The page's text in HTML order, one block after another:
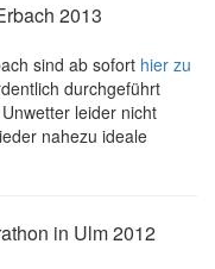
2013
sind ab sofort hier zu
durchgeführt
leider nicht
nahezu ideale
in Ulm 2012